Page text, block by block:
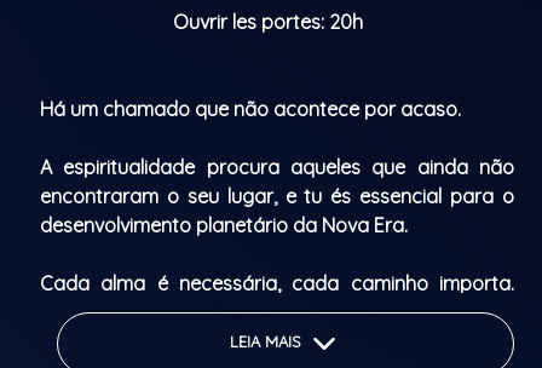
Ouvrir les portes: 20h
Há um chamado que não acontece por acaso.
A espiritualidade procura aqueles que ainda não
encontraram o seu lugar, e tu és essencial para o
desenvolvimento planetário da Nova Era.
Cada alma é necessária, cada caminho importa.
Sabes que tens uma missão, mas ainda não
encontraste o teu percurso?
LEIA MAIS